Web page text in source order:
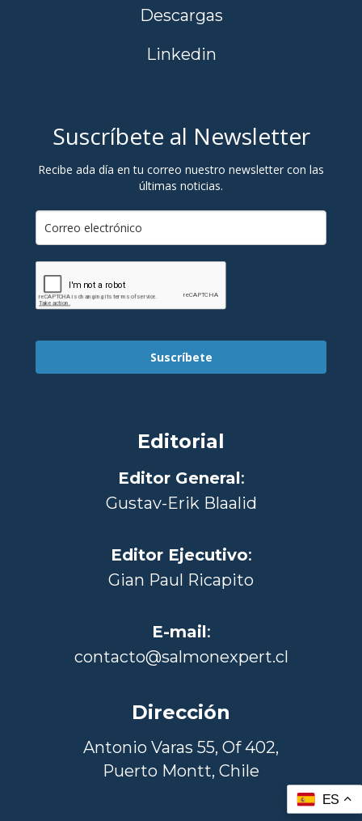
Descargas
Linkedin
Suscríbete al Newsletter
Recibe ada día en tu correo nuestro newsletter con las
últimas noticias.
Suscríbete
Editorial
Editor General:
Gustav-Erik Blaalid
Editor Ejecutivo:
Gian Paul Ricapito
E-mail:
contacto@salmonexpert.cl
Dirección
Antonio Varas 55, Of 402,
Puerto Montt, Chile
ES